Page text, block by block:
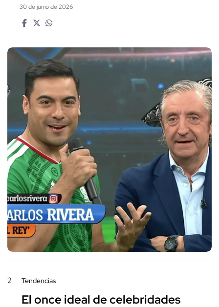
30 de junio de 2026
2 Tendencias
El once ideal de celebridades